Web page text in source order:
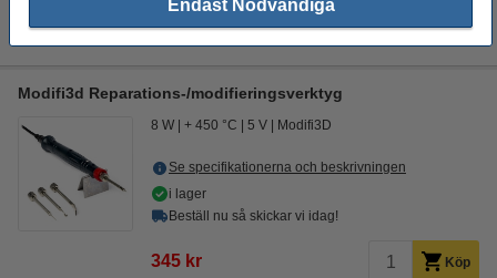
Endast Nödvändiga
850 kr
Modifi3d Reparations-/modifieringsverktyg
8 W + 450 °C 5 V Modifi3D
Se specifikationerna och beskrivningen
i lager
Beställ nu så skickar vi idag!
345 kr Köp